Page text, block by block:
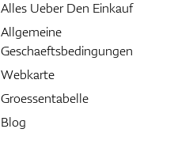
Alles Ueber Den Einkauf
Allgemeine
Geschaeftsbedingungen
Webkarte
Groessentabelle
Blog